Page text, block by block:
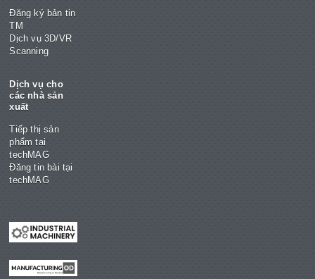
Đăng ký bản tin
TM
Dịch vụ 3D/VR
Scanning
Dịch vụ cho
các nhà sản
xuất
Tiếp thị sản
phẩm tại
techMAG
Đăng tin bài tại
techMAG